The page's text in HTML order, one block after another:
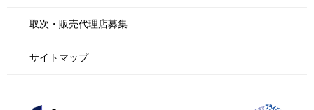
取次・販売代理店募集
サイトマップ